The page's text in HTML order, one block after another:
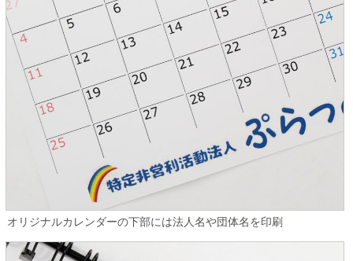
オリジナルカレンダーの下部には法人名や団体名を印刷